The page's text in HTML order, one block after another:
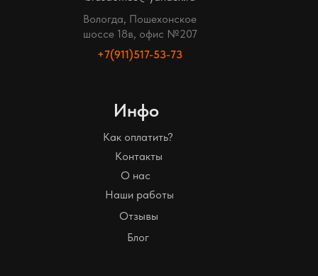
+7(911)517-53-73
Инфо
Как оплатить?
О нас
Блог
Наши работы
Отзывы
Контакты
Вологда, Пошехонское
шоссе 18в, офис №207